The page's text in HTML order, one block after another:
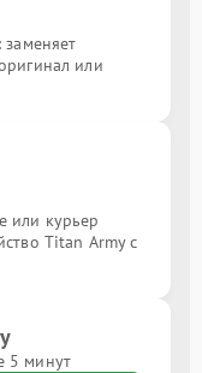
заменяет
или
или курьер
Titan Army с
5 минут